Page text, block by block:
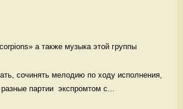
а также музыка этой группы
сочинять мелодию по ходу исполнения,
разные партии  экспромтом с...